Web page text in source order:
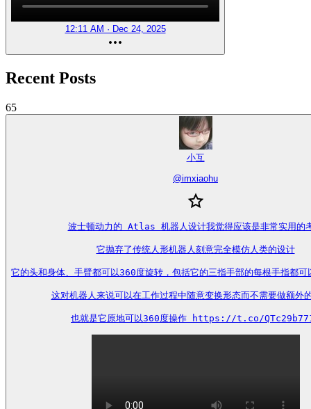
12:11 AM · Dec 24, 2025
Recent Posts
65
小互
@imxiaohu
波士顿动力的 Atlas 机器人设计我觉得应该是非常实用的
它抛弃了传统人形机器人刻意完全模仿人类的设计
它的头和身体、手臂都可以360度旋转，包括它的三指手部的每根手指都可
这对机器人来说可以在工作过程中随意变换形态而不需要做额外
也就是它原地可以360度操作 https://t.co/